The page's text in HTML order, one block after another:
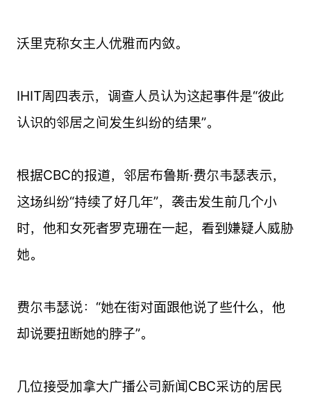
沃里克称女主人优雅而内敛。
IHIT周四表示，调查人员认为这起事件是“彼此
认识的邻居之间发生纠纷的结果”。
根据CBC的报道，邻居布鲁斯·费尔韦瑟表示，
这场纠纷“持续了好几年”，袭击发生前几个小
时，他和女死者罗克珊在一起，看到嫌疑人威胁
她。
费尔韦瑟说：“她在街对面跟他说了些什么，他
却说要扭断她的脖子”。
几位接受加拿大广播公司新闻CBC采访的居民